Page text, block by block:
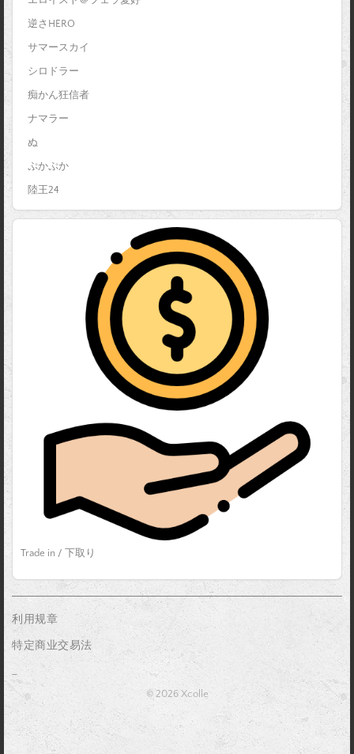
逆さHERO
サマースカイ
シロドラー
痴かん狂信者
ナマラー
ぬ
ぷかぷか
陸王24
Trade in / 下取り
利用规章
特定商业交易法
_
© 2026 Xcolle